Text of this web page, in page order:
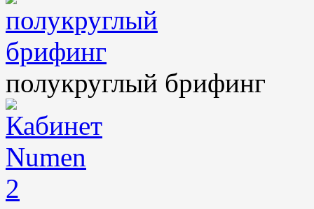
полукруглый брифинг